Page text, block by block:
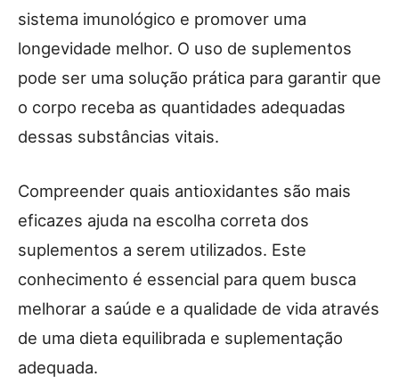
sistema imunológico e promover uma
longevidade melhor. O uso de suplementos
pode ser uma solução prática para garantir que
o corpo receba as quantidades adequadas
dessas substâncias vitais.
Compreender quais antioxidantes são mais
eficazes ajuda na escolha correta dos
suplementos a serem utilizados. Este
conhecimento é essencial para quem busca
melhorar a saúde e a qualidade de vida através
de uma dieta equilibrada e suplementação
adequada.